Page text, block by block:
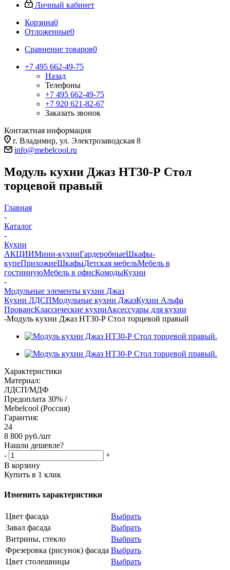
Личный кабинет
Корзина0
Отложенные0
Сравнение товаров0
+7 495 662-49-75
Назад
Телефоны
+7 495 662-49-75
+7 920 621-82-67
Заказать звонок
Контактная информация
г. Владимир, ул. Электрозаводская 8
info@mebelcool.ru
Модуль кухни Джаз НТ30-Р Стол
торцевой правый
Главная
-
Каталог
-
Кухни
АКЦИИМини-кухниГардеробныеШкафы-
купеПрихожиеШкафыДетская мебельМебель в
гостиннуюМебель в офисКомодыКухни
-
Модульные элементы кухни Джаз
Кухни ЛДСПМодульные кухни ДжазКухни Альфа
ПровансКлассические кухниАксессуары для кухни
-Модуль кухни Джаз НТ30-Р Стол торцевой правый
Характеристики
Материал:
ЛДСП/МДФ
Предоплата 30% /
Mebelcool (Россия)
Гарантия:
24
8 800 руб./шт
Нашли дешевле?
-
+
В корзину
Купить в 1 клик
Изменить характеристики
Цвет фасада
Выбрать
Завал фасада
Выбрать
Витрины, стекло
Выбрать
Фрезеровка (рисунок) фасада Выбрать
Цвет столешницы
Выбрать